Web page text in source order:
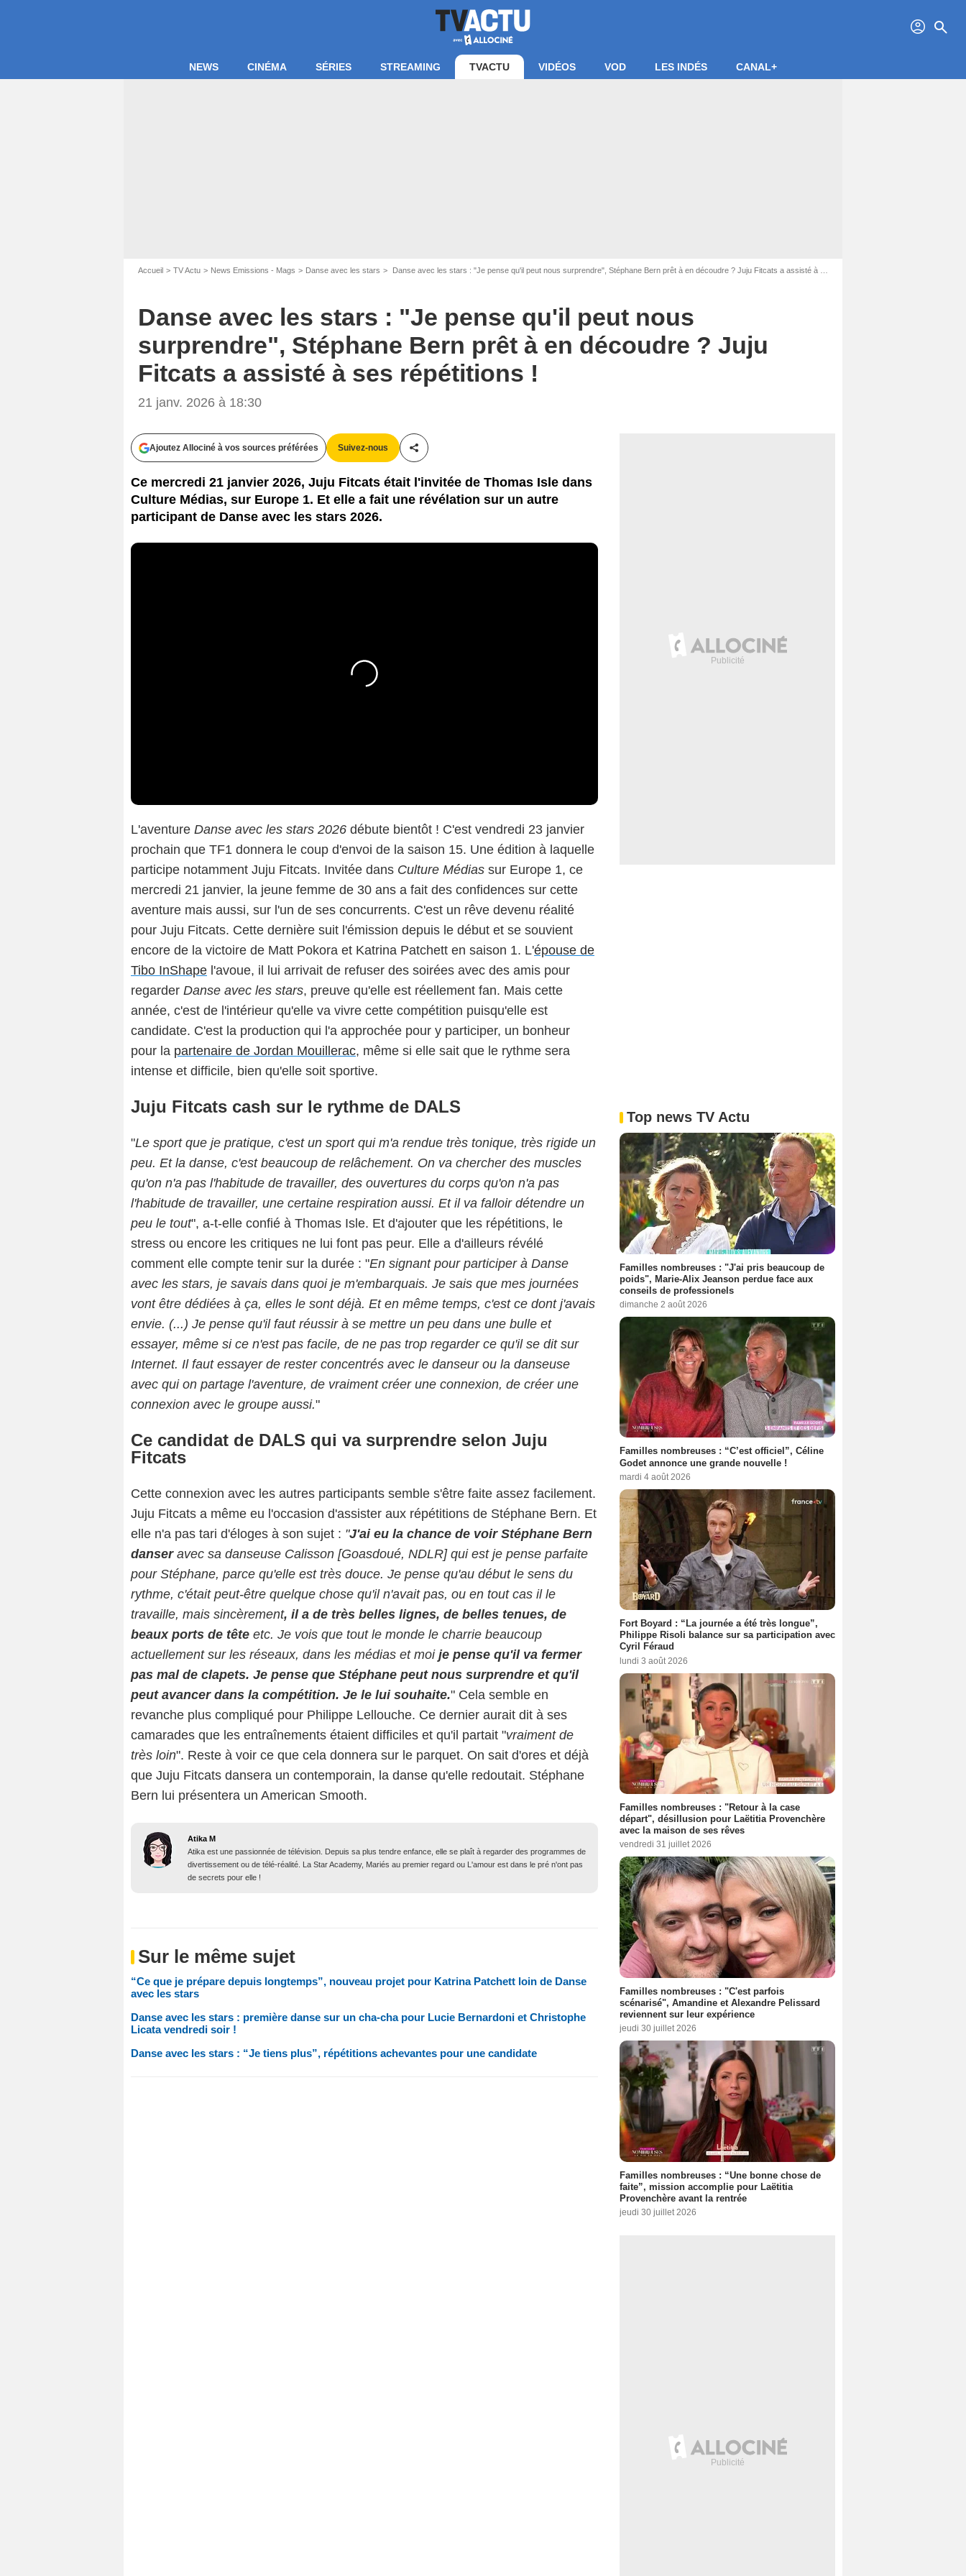
profil search
NEWS CINÉMA SÉRIES STREAMING TVACTU VIDÉOS VOD LES INDÉS CANAL+
Accueil TV Actu News Emissions - Mags Danse avec les stars Danse avec les stars : "Je pense qu'il peut nous surprendre", Stéphane Bern prêt à en découdre ? Juju Fitcats a assisté à ses répétitions !
Danse avec les stars : "Je pense qu'il peut nous
surprendre", Stéphane Bern prêt à en découdre ? Juju
Fitcats a assisté à ses répétitions !
21 janv. 2026 à 18:30
Ajoutez Allociné à vos sources préférées Suivez-nous
Partager cet article
Ce mercredi 21 janvier 2026, Juju Fitcats était l'invitée de Thomas Isle dans
Culture Médias, sur Europe 1. Et elle a fait une révélation sur un autre
participant de Danse avec les stars 2026.
L'aventure Danse avec les stars 2026 débute bientôt ! C'est vendredi 23 janvier
prochain que TF1 donnera le coup d'envoi de la saison 15. Une édition à laquelle
participe notamment Juju Fitcats. Invitée dans Culture Médias sur Europe 1, ce
mercredi 21 janvier, la jeune femme de 30 ans a fait des confidences sur cette
aventure mais aussi, sur l'un de ses concurrents. C'est un rêve devenu réalité
pour Juju Fitcats. Cette dernière suit l'émission depuis le début et se souvient
encore de la victoire de Matt Pokora et Katrina Patchett en saison 1. L'épouse de
Tibo InShape l'avoue, il lui arrivait de refuser des soirées avec des amis pour
regarder Danse avec les stars, preuve qu'elle est réellement fan. Mais cette
année, c'est de l'intérieur qu'elle va vivre cette compétition puisqu'elle est
candidate. C'est la production qui l'a approchée pour y participer, un bonheur
pour la partenaire de Jordan Mouillerac, même si elle sait que le rythme sera
intense et difficile, bien qu'elle soit sportive.
Juju Fitcats cash sur le rythme de DALS
"Le sport que je pratique, c'est un sport qui m'a rendue très tonique, très rigide un
peu. Et la danse, c'est beaucoup de relâchement. On va chercher des muscles
qu'on n'a pas l'habitude de travailler, des ouvertures du corps qu'on n'a pas
l'habitude de travailler, une certaine respiration aussi. Et il va falloir détendre un
peu le tout", a-t-elle confié à Thomas Isle. Et d'ajouter que les répétitions, le
stress ou encore les critiques ne lui font pas peur. Elle a d'ailleurs révélé
comment elle compte tenir sur la durée : "En signant pour participer à Danse
avec les stars, je savais dans quoi je m'embarquais. Je sais que mes journées
vont être dédiées à ça, elles le sont déjà. Et en même temps, c'est ce dont j'avais
envie. (...) Je pense qu'il faut réussir à se mettre un peu dans une bulle et
essayer, même si ce n'est pas facile, de ne pas trop regarder ce qu'il se dit sur
Internet. Il faut essayer de rester concentrés avec le danseur ou la danseuse
avec qui on partage l'aventure, de vraiment créer une connexion, de créer une
connexion avec le groupe aussi."
Ce candidat de DALS qui va surprendre selon Juju
Fitcats
Cette connexion avec les autres participants semble s'être faite assez facilement.
Juju Fitcats a même eu l'occasion d'assister aux répétitions de Stéphane Bern. Et
elle n'a pas tari d'éloges à son sujet : "J'ai eu la chance de voir Stéphane Bern
danseravec sa danseuse Calisson [Goasdoué, NDLR] qui est je pense parfaite
pour Stéphane, parce qu'elle est très douce. Je pense qu'au début le sens du
rythme, c'était peut-être quelque chose qu'il n'avait pas, ou en tout cas il le
travaille, mais sincèrement, il a de très belles lignes, de belles tenues, de
beaux ports de tête etc. Je vois que tout le monde le charrie beaucoup
actuellement sur les réseaux, dans les médias et moi je pense qu'il va fermer
pas mal de clapets. Je pense que Stéphane peut nous surprendre et qu'il
peut avancer dans la compétition. Je le lui souhaite." Cela semble en
revanche plus compliqué pour Philippe Lellouche. Ce dernier aurait dit à ses
camarades que les entraînements étaient difficiles et qu'il partait "vraiment de
très loin". Reste à voir ce que cela donnera sur le parquet. On sait d'ores et déjà
que Juju Fitcats dansera un contemporain, la danse qu'elle redoutait. Stéphane
Bern lui présentera un American Smooth.
Atika M
Atika est une passionnée de télévision. Depuis sa plus tendre enfance, elle se plaît à regarder des programmes de
divertissement ou de télé-réalité. La Star Academy, Mariés au premier regard ou L'amour est dans le pré n'ont pas
de secrets pour elle !
Sur le même sujet
“Ce que je prépare depuis longtemps”, nouveau projet pour Katrina Patchett loin de Danse
avec les stars
Danse avec les stars : première danse sur un cha-cha pour Lucie Bernardoni et Christophe
Licata vendredi soir !
Danse avec les stars : “Je tiens plus”, répétitions achevantes pour une candidate
Top news TV Actu
Familles nombreuses : "J'ai pris beaucoup de
poids", Marie-Alix Jeanson perdue face aux
conseils de professionels
dimanche 2 août 2026
Familles nombreuses : “C’est officiel”, Céline
Godet annonce une grande nouvelle !
mardi 4 août 2026
Fort Boyard : “La journée a été très longue”,
Philippe Risoli balance sur sa participation avec
Cyril Féraud
lundi 3 août 2026
Familles nombreuses : "Retour à la case
départ", désillusion pour Laëtitia Provenchère
avec la maison de ses rêves
vendredi 31 juillet 2026
Familles nombreuses : "C'est parfois
scénarisé", Amandine et Alexandre Pelissard
reviennent sur leur expérience
jeudi 30 juillet 2026
Familles nombreuses : “Une bonne chose de
faite”, mission accomplie pour Laëtitia
Provenchère avant la rentrée
jeudi 30 juillet 2026